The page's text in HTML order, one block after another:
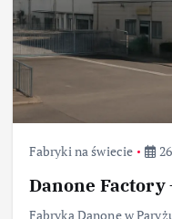
Fabryki na świecie
Danone Factory
Fabryka Danone w